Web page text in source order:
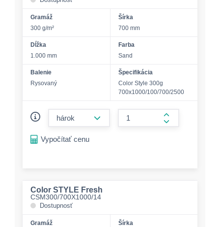
Gramáž
300 g/m²
Šírka
700 mm
Dĺžka
1.000 mm
Farba
Sand
Balenie
Rysovaný
Špecifikácia
Color Style 300g
700x1000/100/700/2500
form.increase-
Vypočítať cenu
Color STYLE Fresh
CSM300/700X1000/14
Dostupnosť
Gramáž
Šírka